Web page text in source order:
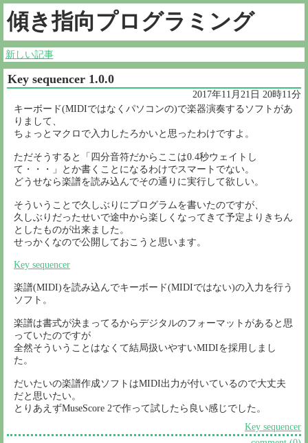
傾き指向プログラミング
新しい記事
Key sequencer 1.0.0
2017年11月21日 20時11分
キーボード(MIDIではなくパソコンの)で楽器演奏するソフトがあ
りまして、
ちょっとマクロで入力したろかいと思ったわけですよ。
ただそうすると「四分音符だからここは0.4秒ウェイトし
て・・・」とか書くことになるわけでスマートでない。
どうせなら楽譜を読み込んでその通りに実行して欲しい。
そういうことで久しぶりにプログラムを書いたのですが、
久しぶりだったせいで途中から楽しくなってきて予定よりきちん
としたものが出来ました。
せっかくなので公開しておこうと思います。
Key sequencer
楽譜(MIDI)を読み込んでキーボード(MIDIではない)の入力を行う
ソフト。
楽譜は書式が決まってるからデジタルのフォーマットがあると思
っていたのですが
全然そういうことはなくて結局扱いやすいMIDIを採用しまし
た。
だいたいの楽譜作成ソフトはMIDI出力が付いているので大丈夫
だと思いたい。
とりあえずMuseScore 2で作って試したら良い感じでした。
Key sequencer